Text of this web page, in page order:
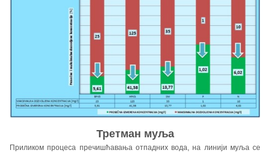
Третман муља
Приликом процеса пречишћавања отпадних вода, на линији муља се